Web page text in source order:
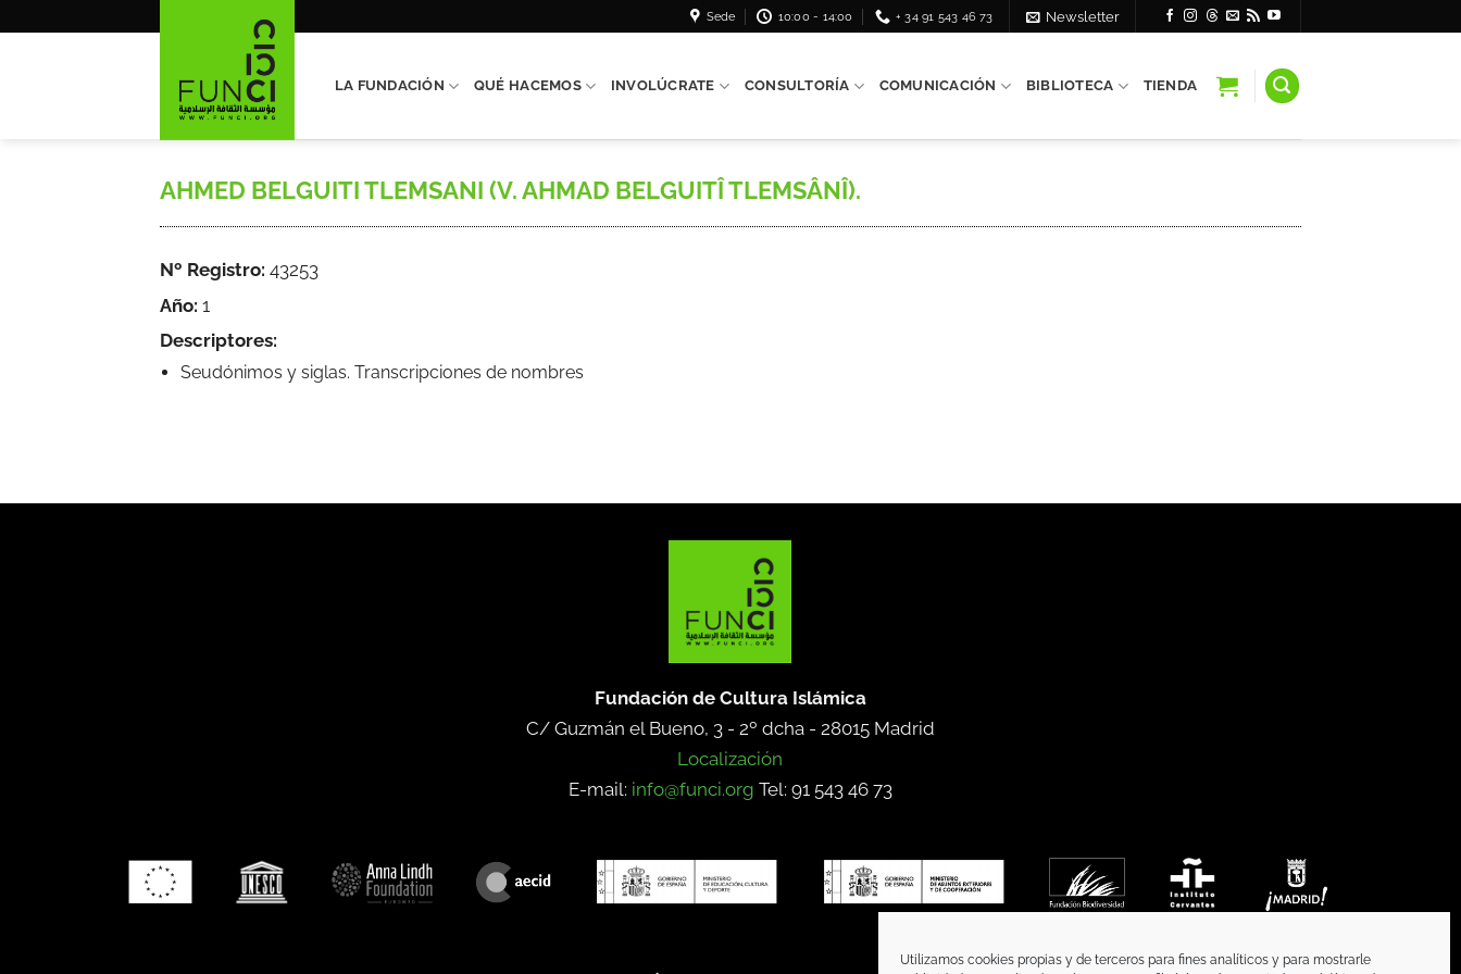
Utilizamos cookies propias y de terceros para fines analíticos y para mostrarle
Sede 10:00 - 14:00 + 34 91 543 46 73 Newsletter
LA FUNDACIÓN QUÉ HACEMOS INVOLÚCRATE CONSULTORÍA COMUNICACIÓN BIBLIOTECA TIENDA
AHMED BELGUITI TLEMSANI (V. AHMAD BELGUITÎ TLEMSÂNÎ).
Nº Registro: 43253
Año: 1
Descriptores:
Seudónimos y siglas. Transcripciones de nombres
Fundación de Cultura Islámica
C/ Guzmán el Bueno, 3 - 2º dcha - 28015 Madrid
Localización
E-mail: info@funci.org Tel: 91 543 46 73